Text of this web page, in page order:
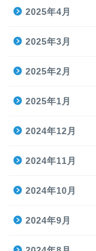
2025年4月
2025年3月
2025年2月
2025年1月
2024年12月
2024年11月
2024年10月
2024年9月